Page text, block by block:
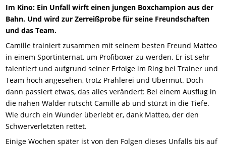
Im Kino: Ein Unfall wirft einen jungen Boxchampion aus der
Bahn. Und wird zur Zerreißprobe für seine Freundschaften
und das Team.
Camille trainiert zusammen mit seinem besten Freund Matteo
in einem Sportinternat, um Profiboxer zu werden. Er ist sehr
talentiert und aufgrund seiner Erfolge im Ring bei Trainer und
Team hoch angesehen, trotz Prahlerei und Übermut. Doch
dann passiert etwas, das alles verändert: Bei einem Ausflug in
die nahen Wälder rutscht Camille ab und stürzt in die Tiefe.
Wie durch ein Wunder überlebt er, dank Matteo, der den
Schwerverletzten rettet.
Einige Wochen später ist von den Folgen dieses Unfalls bis auf